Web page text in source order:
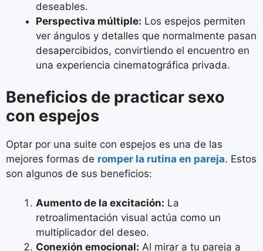
deseables.
Perspectiva múltiple: Los espejos permiten
ver ángulos y detalles que normalmente pasan
desapercibidos, convirtiendo el encuentro en
una experiencia cinematográfica privada.
Beneficios de practicar sexo
con espejos
Optar por una suite con espejos es una de las
mejores formas de romper la rutina en pareja. Estos
son algunos de sus beneficios:
Aumento de la excitación: La
retroalimentación visual actúa como un
multiplicador del deseo.
Conexión emocional: Al mirar a tu pareja a